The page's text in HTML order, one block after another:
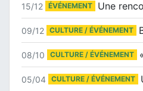
15/12 ÉVÉNEMENT
09/12 CULTURE / ÉVÉNEMENT
08/10 CULTURE / ÉVÉNEMENT
05/04 CULTURE / ÉVÉNEMENT